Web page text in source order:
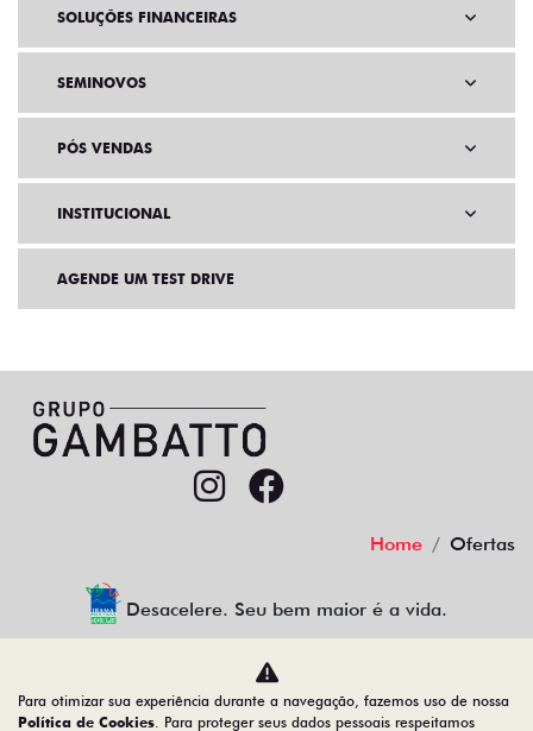
SOLUÇÕES FINANCEIRAS
SEMINOVOS
PÓS VENDAS
INSTITUCIONAL
AGENDE UM TEST DRIVE
Home Ofertas
Desacelere. Seu bem maior é a vida.
GAMBATTO SUL VEICULOS LTDA
Para otimizar sua experiência durante a navegação, fazemos uso de nossa
Política de Cookies. Para proteger seus dados pessoais respeitamos